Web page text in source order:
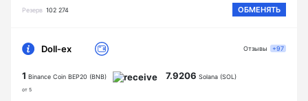
Резерв 102 274 ОБМЕНЯТЬ
Doll-ex
1 Binance Coin BEP20 (BNB)
от 5
7.9206 Solana (SOL)
Отзывы +97